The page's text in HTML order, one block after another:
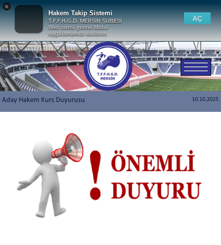
×
Hakem Takip Sistemi
T.F.F.H.G.D. MERSİN ŞUBESİ
Web sitesi yerine Mobil
uygulamamızı kullanın
AÇ
Aday Hakem Kurs Duyurusu 10.10.2025